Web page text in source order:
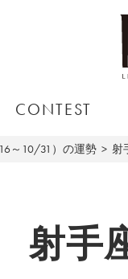
CONTEST
～10/31）の運勢 射
射手